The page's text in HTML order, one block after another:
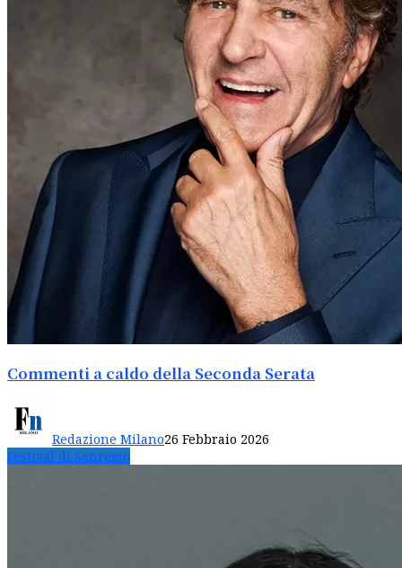
Commenti a caldo della Seconda Serata
Redazione Milano26 Febbraio 2026
Festival di Sanremo